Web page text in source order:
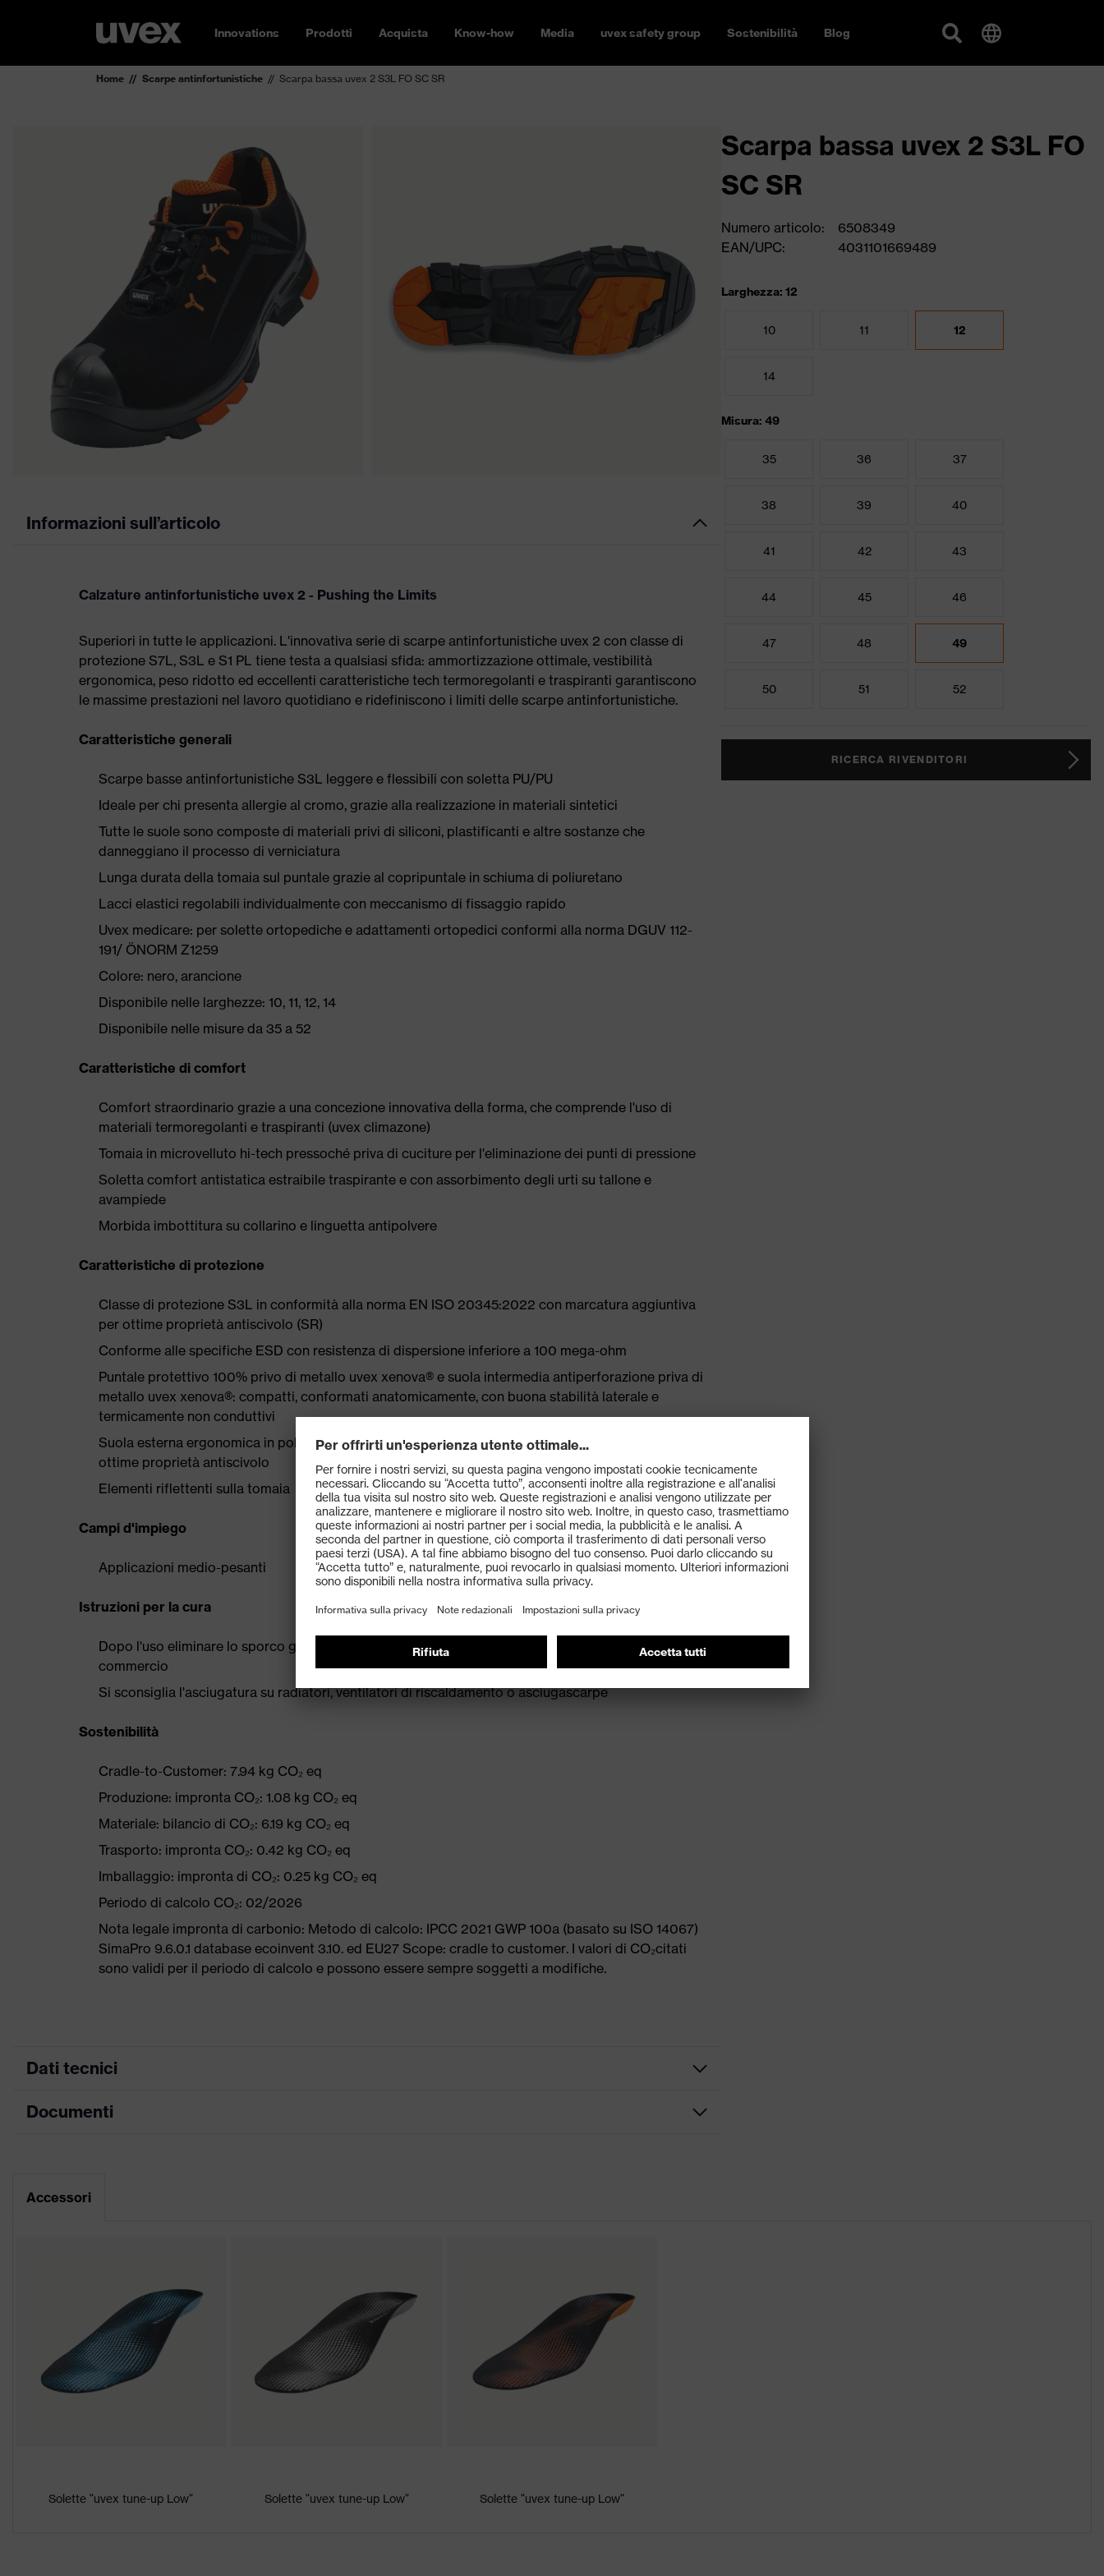
Innovations Prodotti Acquista Know-how Media uvex safety group Sostenibilità Blog
Home Scarpe antinfortunistiche Scarpa bassa uvex 2 S3L FO SC SR
Informazioni sull’articolo
Calzature antinfortunistiche uvex 2 - Pushing the Limits
Superiori in tutte le applicazioni. L'innovativa serie di scarpe antinfortunistiche uvex 2 con classe di
protezione S7L, S3L e S1 PL tiene testa a qualsiasi sfida: ammortizzazione ottimale, vestibilità
ergonomica, peso ridotto ed eccellenti caratteristiche tech termoregolanti e traspiranti garantiscono
le massime prestazioni nel lavoro quotidiano e ridefiniscono i limiti delle scarpe antinfortunistiche.
Caratteristiche generali
Scarpe basse antinfortunistiche S3L leggere e flessibili con soletta PU/PU
Ideale per chi presenta allergie al cromo, grazie alla realizzazione in materiali sintetici
Tutte le suole sono composte di materiali privi di siliconi, plastificanti e altre sostanze che
danneggiano il processo di verniciatura
Lunga durata della tomaia sul puntale grazie al copripuntale in schiuma di poliuretano
Lacci elastici regolabili individualmente con meccanismo di fissaggio rapido
Uvex medicare: per solette ortopediche e adattamenti ortopedici conformi alla norma DGUV 112-
191/ ÖNORM Z1259
Colore: nero, arancione
Disponibile nelle larghezze: 10, 11, 12, 14
Disponibile nelle misure da 35 a 52
Caratteristiche di comfort
Comfort straordinario grazie a una concezione innovativa della forma, che comprende l'uso di
materiali termoregolanti e traspiranti (uvex climazone)
Tomaia in microvelluto hi-tech pressoché priva di cuciture per l'eliminazione dei punti di pressione
Soletta comfort antistatica estraibile traspirante e con assorbimento degli urti su tallone e
avampiede
Morbida imbottitura su collarino e linguetta antipolvere
Caratteristiche di protezione
Classe di protezione S3L in conformità alla norma EN ISO 20345:2022 con marcatura aggiuntiva
per ottime proprietà antiscivolo (SR)
Conforme alle specifiche ESD con resistenza di dispersione inferiore a 100 mega-ohm
Puntale protettivo 100% privo di metallo uvex xenova® e suola intermedia antiperforazione priva di
metallo uvex xenova®: compatti, conformati anatomicamente, con buona stabilità laterale e
termicamente non conduttivi
Suola esterna ergonomica in poliuretano a doppio strato con design autopulente e inserti in TPU:
ottime proprietà antiscivolo
Elementi riflettenti sulla tomaia
Campi d'impiego
Applicazioni medio-pesanti
Istruzioni per la cura
Dopo l'uso eliminare lo sporco grossolano e pulire con detergenti comunemente disponibili in
commercio
Si sconsiglia l'asciugatura su radiatori, ventilatori di riscaldamento o asciugascarpe
Sostenibilità
Cradle-to-Customer: 7.94 kg CO₂ eq
Produzione: impronta CO₂: 1.08 kg CO₂ eq
Materiale: bilancio di CO₂: 6.19 kg CO₂ eq
Trasporto: impronta CO₂: 0.42 kg CO₂ eq
Imballaggio: impronta di CO₂: 0.25 kg CO₂ eq
Periodo di calcolo CO₂: 02/2026
Nota legale impronta di carbonio: Metodo di calcolo: IPCC 2021 GWP 100a (basato su ISO 14067)
SimaPro 9.6.0.1 database ecoinvent 3.10. ed EU27 Scope: cradle to customer. I valori di CO₂citati
sono validi per il periodo di calcolo e possono essere sempre soggetti a modifiche.
Dati tecnici
ricerca colore
Plus X Award 2016/2017 "Innovazione, elevata qualità, design, funzionalità, ergonomia”, Plus
X Award "Miglior prodotto 2017"
Denominazione
famiglia di
prodotti
Documenti
Scarpa bassa uvex 2 S3L FO
SC SR
Numero articolo:
6508349
EAN/UPC:
4031101669489
Larghezza: 12
10 11 12
14
Misura: 49
35 36 37
38 39 40
41 42 43
44 45 46
47 48 49
50 51 52
RICERCA RIVENDITORI
Accessori
Solette "uvex tune-up Low" Solette "uvex tune-up Low" Solette "uvex tune-up Low"